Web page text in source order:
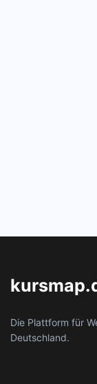
Die Plattform für
Deutschland.